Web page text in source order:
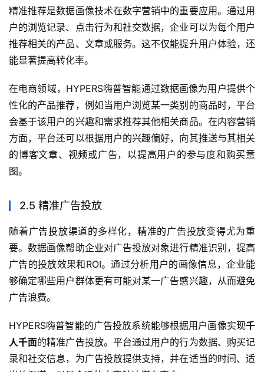
精准推荐是数据画像技术在数字营销中的重要应用。通过用
户的浏览记录、点击行为和社交数据，企业可以为每个用户
推荐相关的产品、文章或服务。这不仅能提升用户体验，还
能显著提高转化率。
在电商领域，HYPERS嗨普智能通过数据画像为用户提供个
性化的产品推荐，例如当用户浏览某一类别的商品时，平台
会基于该用户的兴趣和需求推荐其他相关商品。在内容营销
方面，平台还可以根据用户的兴趣偏好，向其推送与其相关
的博客文章、视频或广告，以提高用户的参与度和购买意
图。
2.5 精准广告投放
随着广告投放渠道的多样化，精准的广告投放变得尤为重
要。数据画像帮助企业对广告投放对象进行精准识别，提高
广告的投放效果和ROI。通过分析用户的画像信息，企业能
够确定哪些用户群体更有可能对某一广告感兴趣，从而避免
广告浪费。
HYPERS嗨普智能的广告投放系统能够根据用户画像实现千
人千面的精准广告投放。平台通过用户的行为数据、购买记
录和社交信息，为广告投放提供支持，并在适当的时间、适